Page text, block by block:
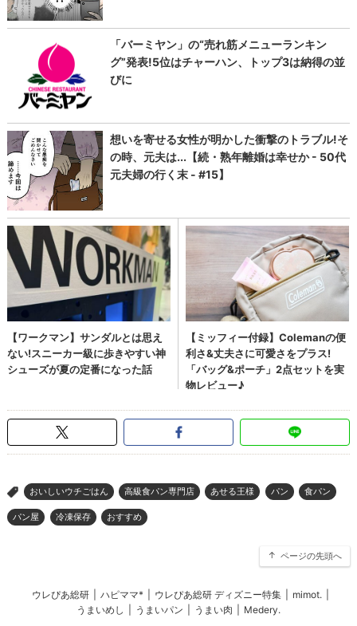
> おいしいウチごはん 高級食パン専門店 あせる王様 パン 食パン
パン屋 冷凍保存 おすすめ
ページの先頭へ
ウレぴあ総研 ハピママ* ウレぴあ総研 ディズニー特集 mimot.
うまいめし
うまいパン うまい肉 Medery.